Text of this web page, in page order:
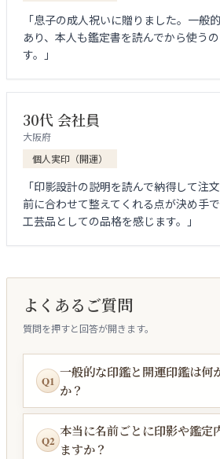
「息子の成人祝いに贈りました。一般
あり、本人も鑑定書を読んでから使う
す。」
30代 会社員
大阪府
個人実印（開運）
「印影設計の説明を読んで納得して注
前に合わせて整えてくれる点が決め手
工芸品としての品格を感じます。」
よくあるご質問
質問を押すと回答が開きます。
Q1
一般的な印鑑と開運印鑑は何
か？
Q2
本当に名前ごとに印影や鑑定
ますか？